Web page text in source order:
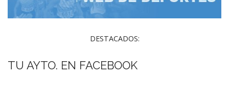
DESTACADOS:
TU AYTO. EN FACEBOOK